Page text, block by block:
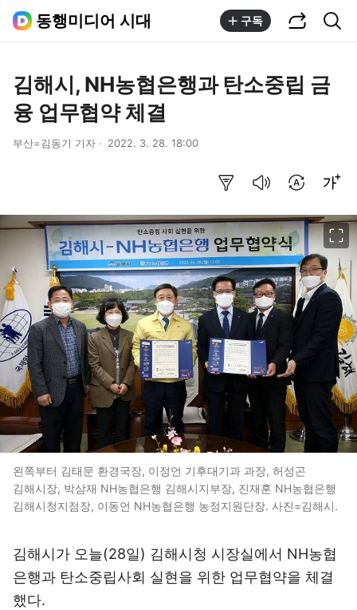
동행미디어 시대 구독
김해시, NH농협은행과 탄소중립 금
융 업무협약 체결
부산=김동기 기자 2022. 3. 28. 18:00
왼쪽부터 김태문 환경국장, 이정언 기후대기과 과장, 허성곤
김해시장, 박삼재 NH농협은행 김해시지부장, 진재훈 NH농협은행
김해시청지점장, 이동언 NH농협은행 농정지원단장. 사진=김해시.
김해시가 오늘(28일) 김해시청 시장실에서 NH농협
은행과 탄소중립사회 실현을 위한 업무협약을 체결
했다.